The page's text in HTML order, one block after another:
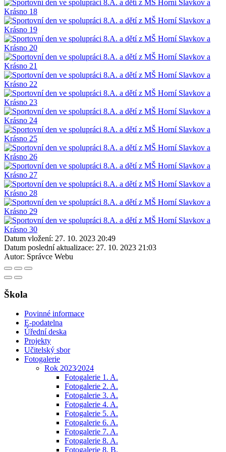
Datum vložení: 27. 10. 2023 20:49
Datum poslední aktualizace: 27. 10. 2023 21:03
Autor: Správce Webu
Škola
Povinné informace
E-podatelna
Úřední deska
Projekty
Učitelský sbor
Fotogalerie
Rok 2023⁄2024
Fotogalerie 1. A.
Fotogalerie 2. A.
Fotogalerie 3. A.
Fotogalerie 4. A.
Fotogalerie 5. A.
Fotogalerie 6. A.
Fotogalerie 7. A.
Fotogalerie 8. A.
Fotogalerie 8. B.